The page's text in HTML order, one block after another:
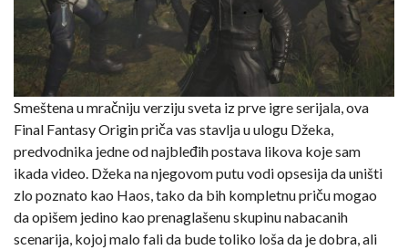
Smeštena u mračniju verziju sveta iz prve igre serijala, ova
Final Fantasy Origin priča vas stavlja u ulogu Džeka,
predvodnika jedne od najbleđih postava likova koje sam
ikada video. Džeka na njegovom putu vodi opsesija da uništi
zlo poznato kao Haos, tako da bih kompletnu priču mogao
da opišem jedino kao prenaglašenu skupinu nabacanih
scenarija, kojoj malo fali da bude toliko loša da je dobra, ali